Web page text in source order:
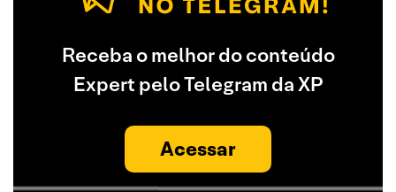
Receba o melhor do conteúdo
Expert pelo Telegram da XP
Acessar